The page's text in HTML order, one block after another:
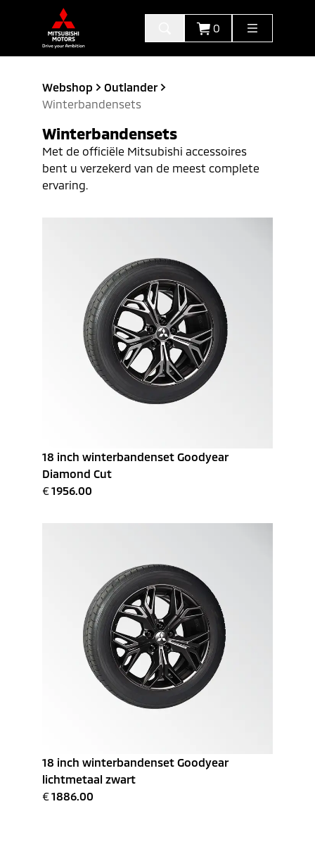
0
Webshop
Outlander
Winterbandensets
Winterbandensets
Met de officiële Mitsubishi accessoires
bent u verzekerd van de meest complete
ervaring.
18 inch winterbandenset Goodyear
Diamond Cut
€1956.00
18 inch winterbandenset Goodyear
lichtmetaal zwart
€1886.00